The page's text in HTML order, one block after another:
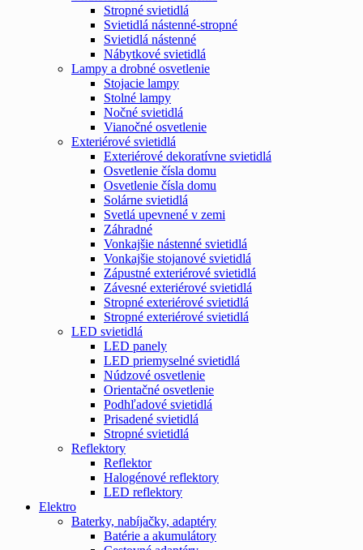
Stropné svietidlá
Svietidlá nástenné-stropné
Svietidlá nástenné
Nábytkové svietidlá
Lampy a drobné osvetlenie
Stojacie lampy
Stolné lampy
Nočné svietidlá
Vianočné osvetlenie
Exteriérové svietidlá
Exteriérové dekoratívne svietidlá
Osvetlenie čísla domu
Osvetlenie čísla domu
Solárne svietidlá
Svetlá upevnené v zemi
Záhradné
Vonkajšie nástenné svietidlá
Vonkajšie stojanové svietidlá
Zápustné exteriérové svietidlá
Závesné exteriérové svietidlá
Stropné exteriérové svietidlá
Stropné exteriérové svietidlá
LED svietidlá
LED panely
LED priemyselné svietidlá
Núdzové osvetlenie
Orientačné osvetlenie
Podhľadové svietidlá
Prisadené svietidlá
Stropné svietidlá
Reflektory
Reflektor
Halogénové reflektory
LED reflektory
Elektro
Baterky, nabíjačky, adaptéry
Batérie a akumulátory